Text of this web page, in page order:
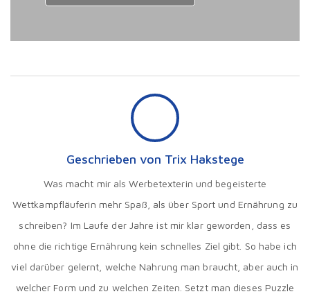
Geschrieben von Trix Hakstege
Was macht mir als Werbetexterin und begeisterte
Wettkampfläuferin mehr Spaß, als über Sport und Ernährung zu
schreiben? Im Laufe der Jahre ist mir klar geworden, dass es
ohne die richtige Ernährung kein schnelles Ziel gibt. So habe ich
viel darüber gelernt, welche Nahrung man braucht, aber auch in
welcher Form und zu welchen Zeiten. Setzt man dieses Puzzle